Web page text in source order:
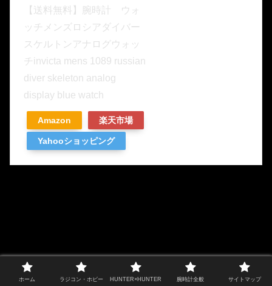
【送料無料】腕時計 ウォ
ッチメンズロシアダイバー
スケルトンアナログウォッ
チinvicta mens 1089 russian
diver skeleton analog
display blue watch
Amazon 楽天市場
Yahooショッピング
ホーム ラジコン・ホビー HUNTER×HUNTER 腕時計全般 サイトマップ